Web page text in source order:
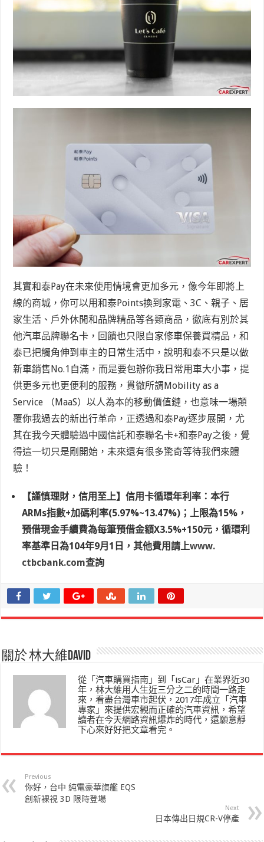
其實和泰Pay在未來使用情境會更加多元，像今年即將上
線的商城，你可以用和泰Points換到家電、3C、親子、居
家生活、戶外休閒和品牌精品等各類商品，徹底有別於其
他汽車品牌聯名卡，回饋也只限自家修車保養買精品，和
泰已把觸角伸到車主的日常生活中，說明和泰不只是以做
新車銷售No.1自滿，而是要包辦你我日常用車大小事，提
供更多元也更便利的服務，貫徹所謂Mobility as a
Service （MaaS）以人為本的移動價值鏈，也意味一場顛
覆你我過去的新出行革命，正透過和泰Pay逐步展開，尤
其在我今天體驗過中國信託和泰聯名卡+和泰Pay之後，覺
得這一切只是剛開始，未來還有很多驚奇等待我們來體
驗！
【謹慎理財，信用至上】信用卡循環年利率：本行
ARMs指數+加碼利率(5.97%~13.47%)；上限為15%，
預借現金手續費為每筆預借金額X3.5%+150元，循環利
率基準日為104年9月1日，其他費用請上www.
ctbcbank.com查詢
關於 林大維David
從「汽車購買指南」到「isCar」在業界近30
年，林大維用人生近三分之二的時間一路走
來，看盡台灣車市起伏，2017年成立「汽車
專家」來提供宏觀而正確的汽車資訊，希望
讀者在今天網路資訊爆炸的時代，還願意靜
下心來好好把文章看完。
Previous
你好，台中 純電豪華旗艦 EQS
創新裸視 3D 限時登場
Next
日本傳出日規CR-V停產